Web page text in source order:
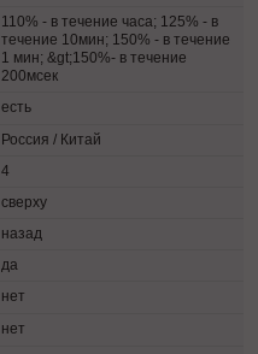
110% - в течение часа; 125% - в
течение 10мин; 150% - в течение
1 мин; &gt;150%- в течение
200мсек
есть
Россия / Китай
4
сверху
назад
да
нет
нет